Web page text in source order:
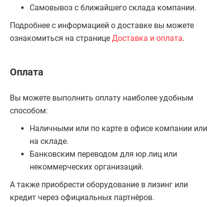
Самовывоз с ближайшего склада компании.
Подробнее с информацией о доставке вы можете
ознакомиться на странице Доставка и оплата.
Оплата
Вы можете выполнить оплату наиболее удобным
способом:
Наличными или по карте в офисе компании или
на складе.
Банковским переводом для юр.лиц или
некоммерческих организаций.
А также приобрести оборудование в лизинг или
кредит через официальных партнёров.